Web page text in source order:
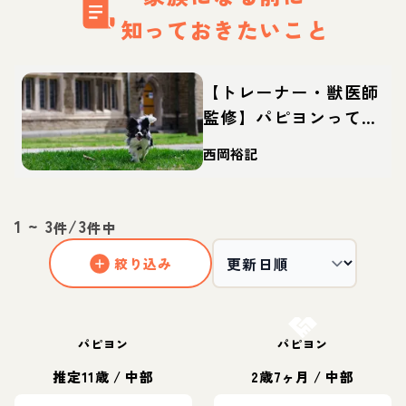
知っておきたいこと
【トレーナー・獣医師
監修】パピヨンってど
んな犬？性格・特徴・
育て方・迎え方
西岡裕記
1 ~ 3件/3件中
絞り込み
パピヨン
推定11歳 / 中部
パピヨン
2歳7ヶ月 / 中部